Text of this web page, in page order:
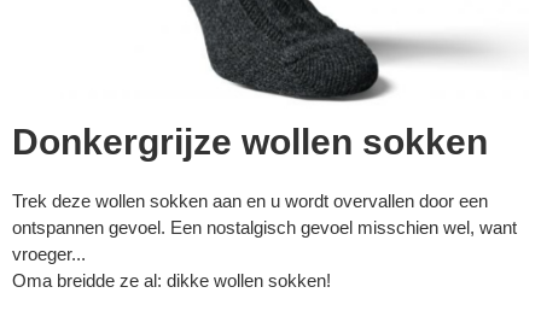
Donkergrijze wollen sokken
Trek deze wollen sokken aan en u wordt overvallen door een
ontspannen gevoel. Een nostalgisch gevoel misschien wel, want
vroeger...
Oma breidde ze al: dikke wollen sokken!